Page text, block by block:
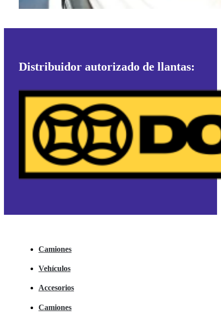
Distribuidor autorizado de llantas:
Camiones
Vehículos
Accesorios
Camiones